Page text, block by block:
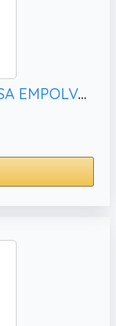
Condor 4127-2565/1-ROSA EMPOLVADO-000 - Leotardo Calado Perle bebé-niños Color: Rosa EMPOLVADO Talla: 000